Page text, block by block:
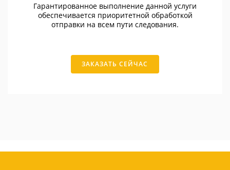
Гарантированное выполнение данной услуги
обеспечивается приоритетной обработкой
отправки на всем пути следования.
ЗАКАЗАТЬ СЕЙЧАС